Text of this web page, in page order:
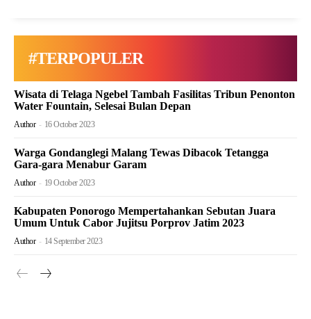
#TERPOPULER
Wisata di Telaga Ngebel Tambah Fasilitas Tribun Penonton
Water Fountain, Selesai Bulan Depan
Author - 16 October 2023
Warga Gondanglegi Malang Tewas Dibacok Tetangga
Gara-gara Menabur Garam
Author - 19 October 2023
Kabupaten Ponorogo Mempertahankan Sebutan Juara
Umum Untuk Cabor Jujitsu Porprov Jatim 2023
Author - 14 September 2023